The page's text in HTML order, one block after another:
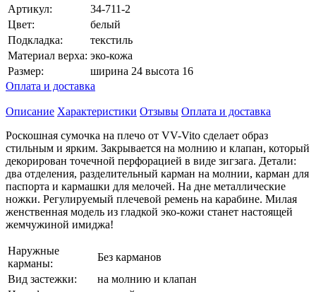
Артикул:
34-711-2
Цвет:
белый
Подкладка:
текстиль
Материал верха: эко-кожа
Размер:
ширина 24 высота 16
Оплата и доставка
Описание Характеристики Отзывы Оплата и доставка
Роскошная сумочка на плечо от VV-Vito сделает образ
стильным и ярким. Закрывается на молнию и клапан, который
декорирован точечной перфорацией в виде зигзага. Детали:
два отделения, разделительный карман на молнии, карман для
паспорта и кармашки для мелочей. На дне металлические
ножки. Регулируемый плечевой ремень на карабине. Милая
женственная модель из гладкой эко-кожи станет настоящей
жемчужиной имиджа!
Наружные
карманы:
Без карманов
Вид застежки:
на молнию и клапан